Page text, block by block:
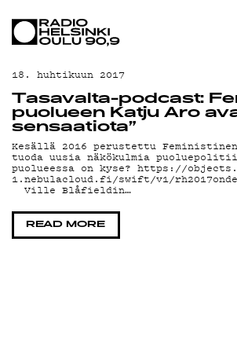
AJANKOHTAISTA
OHJELMAT
TEKIJÄT
ON-DEMAND
PODCAST
MAINOSTA
YHTEYSTIEDOT
18. huhtikuun 2017
Tasavalta-podcast:
puolueen Katju Aro
sensaatiota”
Kesällä 2016 perustettu
tuoda uusia näkökulmia
puolueessa on kyse? https://
1.nebulacloud.fi/swift/v1/
Ville Blåfieldin…
READ MORE